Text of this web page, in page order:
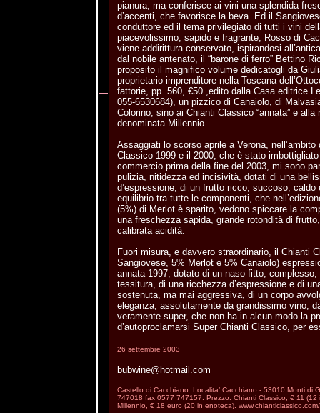
pianura, ma conferisce ai vini una splendida
d’accenti, che favorisce la beva. Ed il
conduttore ed il tema privilegiato di tutti i vini
piacevolissimo, sapido e fragrante, Rosso di
viene addirittura conservato, ispirandosi
dal nobile antenato, il “barone di ferro” Bettino
proposito il magnifico volume dedicatogli da
proprietario imprenditore nella Toscana
fattorie, pp. 560, €50 ,edito dalla Casa editrice
055-6530684), un pizzico di Canaiolo, di
Colorino, sino ai Chianti Classico “annata” e alla
denominata Millennio.
Assaggiati lo scorso aprile a Verona,
Classico 1999 e il 2000, che è stato
commercio prima della fine del 2003, mi sono
pulizia, nitidezza ed incisività, dotati di una
d’espressione, di un frutto ricco, succoso,
equilibrio tra tutte le componenti, che
(5%) di Merlot è sparito, vedono spiccare la
una freschezza sapida, grande rotondità di
calibrata acidità.
Fuori misura, e davvero straordinario, il Chianti
Sangiovese, 5% Merlot e 5% Canaiolo)
annata 1997, dotato di un naso fitto,
tessitura, di una ricchezza d’espressione e di
sostenuta, ma mai aggressiva, di un corpo
eleganza, assolutamente da grandissimo vino,
veramente super, che non ha in alcun modo la
d’autoproclamarsi Super Chianti Classico, per
26 settembre 2003
bubwine@hotmail.com
Castello di Cacchiano. Localita’ Cacchiano - 53010 Monti di
747018 fax 0577 747157. Prezzo: Chianti Classico, € 11 (12
Millennio, € 18 euro (20 in enoteca).